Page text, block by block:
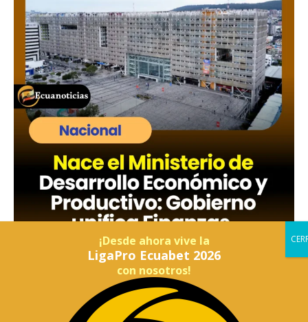
¡Desde ahora vive la
LigaPro Ecuabet 2026
con nosotros!